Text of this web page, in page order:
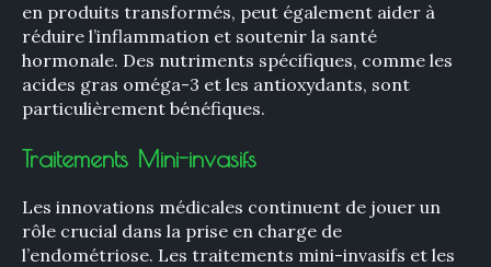
en produits transformés, peut également aider à
réduire l’inflammation et soutenir la santé
hormonale. Des nutriments spécifiques, comme les
acides gras oméga-3 et les antioxydants, sont
particulièrement bénéfiques.
Traitements Mini-invasifs
Les innovations médicales continuent de jouer un
rôle crucial dans la prise en charge de
l’endométriose. Les traitements mini-invasifs et les